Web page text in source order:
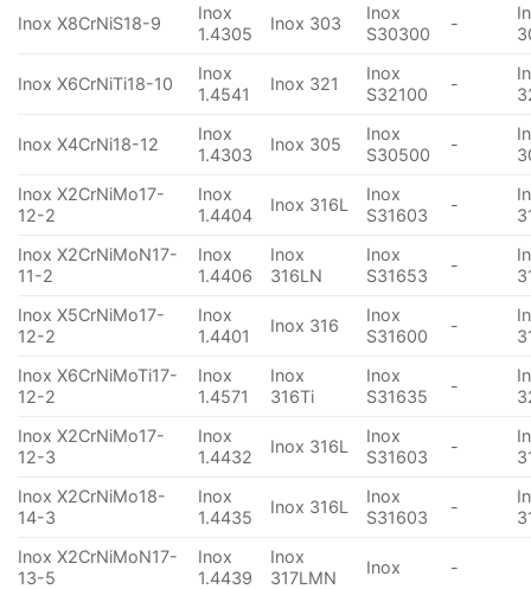
Inox X8CrNiS18-9
Inox
1.4305
Inox 303
Inox
S30300
-
Inox X6CrNiTi18-10
Inox
1.4541
Inox 321
Inox
S32100
-
Inox X4CrNi18-12
Inox
1.4303
Inox 305
Inox
S30500
-
Inox X2CrNiMo17-
12-2
Inox
1.4404
Inox 316L
Inox
S31603
-
Inox X2CrNiMoN17-
11-2
Inox
1.4406
Inox
316LN
Inox
S31653
-
Inox X5CrNiMo17-
12-2
Inox
1.4401
Inox 316
Inox
S31600
-
Inox X6CrNiMoTi17-
12-2
Inox
1.4571
Inox
316Ti
Inox
S31635
-
Inox X2CrNiMo17-
12-3
Inox
1.4432
Inox 316L
Inox
S31603
-
Inox X2CrNiMo18-
14-3
Inox
1.4435
Inox 316L
Inox
S31603
-
Inox X2CrNiMoN17-
13-5
Inox
1.4439
Inox
317LMN
Inox -